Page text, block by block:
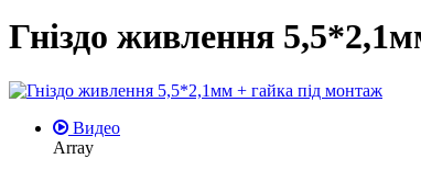
Гніздо живлення
Видео
Array